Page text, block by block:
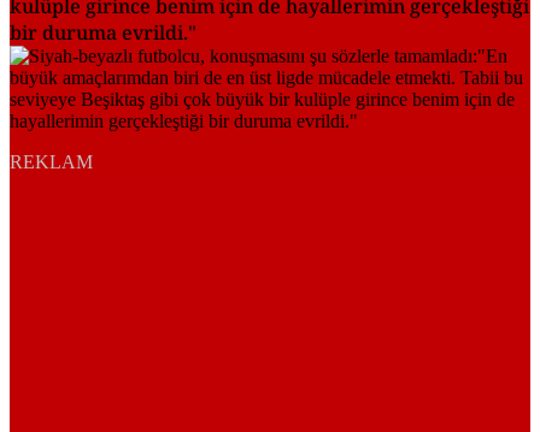
kulüple girince benim için de hayallerimin gerçekleştiği
bir duruma evrildi."
REKLAM